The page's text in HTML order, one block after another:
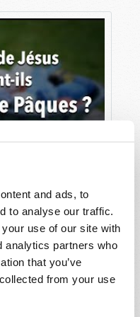
and ads, to
to analyse our traffic.
use of our site with
analytics partners who
that you’ve
from your use
pape François,
se rendre dans la
ouest de la
C’est là que
Le 28
aurait déclaré
importante
parce que
Dieu fait
notre salut,
comme
le sens de la
toute
de se rendre
ils le